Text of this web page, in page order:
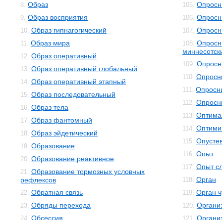
8. Образ
9. Образ восприятия
10. Образ гипнагогический
11. Образ мира
12. Образ оперативный
13. Образ оперативный глобальный
14. Образ оперативный этапный
15. Образ последовательный
16. Образ тела
17. Образ фантомный
18. Образ эйдетический
19. Образование
20. Образование реактивное
21. Образование тормозных условных
рефлексов
22. Обратная связь
23. Обряды перехода
24. Обсессия
105.
106.
107.
108.
109.
110.
111.
112.
113.
114.
115.
116. Опыт
117. Опыт
118. Орган
119. Орган
120.
121.